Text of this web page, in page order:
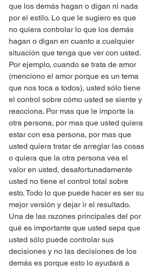
que los demás hagan o digan ni nada
por el estilo. Lo que le sugiero es que
no quiera controlar lo que los demás
hagan o digan en cuanto a cualquier
situación que tenga que ver con usted.
Por ejemplo, cuando se trata de amor
(menciono el amor porque es un tema
que nos toca a todos), usted sólo tiene
el control sobre cómo usted se siente y
reacciona. Por mas que le importe la
otra persona, por mas que usted quiera
estar con esa persona, por mas que
usted quiera tratar de arreglar las cosas
o quiera que la otra persona vea el
valor en usted, desafortunadamente
usted no tiene el control total sobre
esto. Todo lo que puede hacer es ser su
mejor versión y dejar ir el resultado.
Una de las razones principales del por
qué es importante que usted sepa que
usted sólo puede controlar sus
decisiones y no las decisiones de los
demás es porque esto lo ayudará a